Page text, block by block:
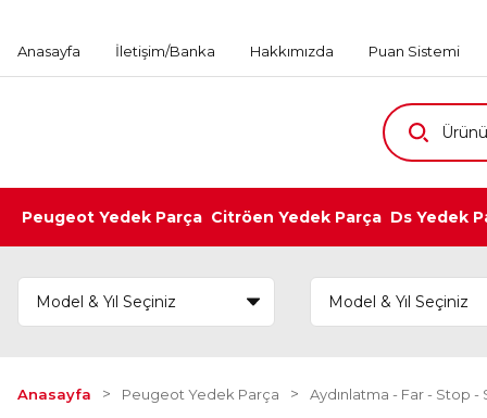
Anasayfa İletişim/Banka Hakkımızda Puan Sistemi
Peugeot Yedek Parça Citröen Yedek Parça Ds Yedek
Anasayfa Peugeot Yedek Parça Aydınlatma - Far - Stop -